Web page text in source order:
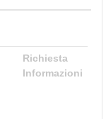
Richiesta
Informazioni